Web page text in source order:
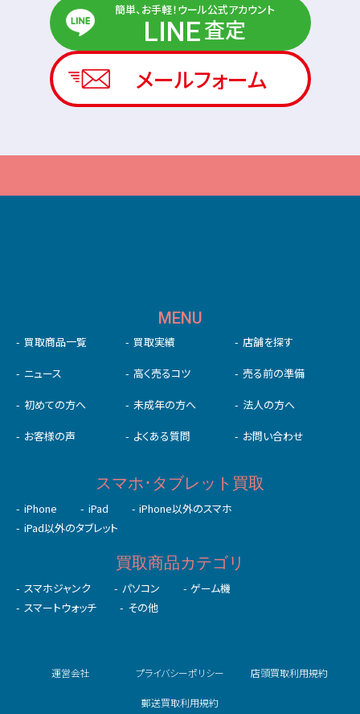
簡単、お手軽！ウール公式アカウント
LINE査定
メールフォーム
MENU
未成年の⽅へ 法人の方へ
お客様の声 よくある質問
スマホ･タブレット買取
iPhone iPad
iPhone以外のスマホ
iPad以外のタブレット
スマホジャンク パソコン
ゲーム機